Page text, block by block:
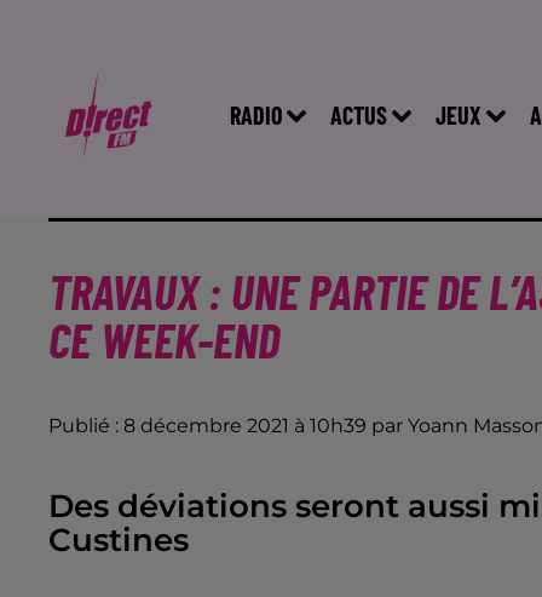
RADIO ACTUS JEUX
TRAVAUX : UNE PARTIE DE
CE WEEK-END
Publié : 8 décembre 2021 à 10h39 par Yoann
Des déviations seront aussi
Custines